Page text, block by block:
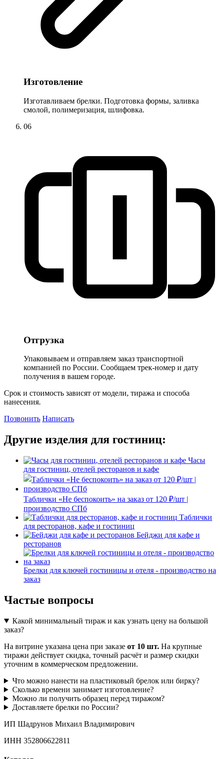
Изготовление
Изготавливаем брелки. Подготовка формы, заливка
смолой, полимеризация, шлифовка.
06
Отгрузка
Упаковываем и отправляем заказ транспортной
компанией по России. Сообщаем трек-номер и дату
получения в вашем городе.
Срок и стоимость зависят от модели, тиража и способа
нанесения.
Позвонить Написать
Другие изделия для гостиниц:
Часы
для гостиниц, отелей ресторанов и кафе
Таблички «Не беспокоить» на заказ от 120 ₽/шт |
производство СПб
Таблички
для ресторанов, кафе и гостиниц
Бейджи для кафе и
ресторанов
Брелки для ключей гостиницы и отеля - производство на
заказ
Частые вопросы
Какой минимальный тираж и как узнать цену на большой
заказ?
На витрине указана цена при заказе от 10 шт. На крупные
тиражи действует скидка, точный расчёт и размер скидки
уточним в коммерческом предложении.
Что можно нанести на пластиковый брелок или бирку?
Сколько времени занимает изготовление?
Можно ли получить образец перед тиражом?
Доставляете брелки по России?
ИП Шадрунов Михаил Владимирович
ИНН 352806622811